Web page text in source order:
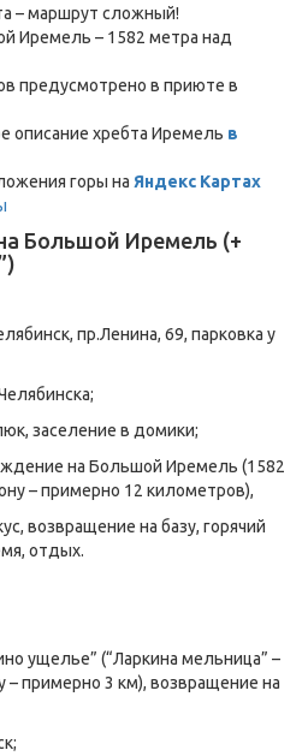
– маршрут сложный!
Иремель – 1582 метра над
предусмотрено в приюте в
описание хребта Иремель в
горы на Яндекс Картах
Большой Иремель (+
пр.Ленина, 69, парковка у
заселение в домики;
на Большой Иремель (1582
– примерно 12 километров),
возвращение на базу, горячий
отдых.
ущелье” (“Ларкина мельница” –
– примерно 3 км), возвращение на